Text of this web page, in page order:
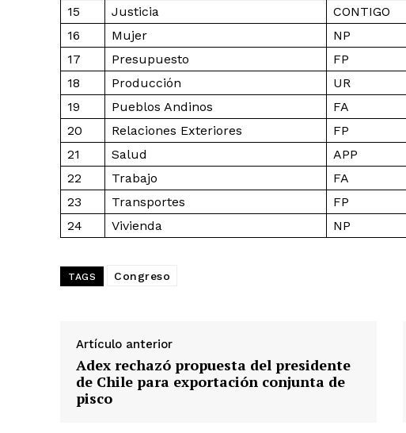
15
Justicia CONTIGO
16
Mujer NP
17
Presupuesto FP
18
Producción UR
19
Pueblos Andinos FA
20
Relaciones Exteriores FP
21
Salud APP
22
Trabajo FA
23
Transportes FP
24
Vivienda NP
TAGS Congreso
Artículo anterior
Adex rechazó propuesta del presidente
de Chile para exportación conjunta de
pisco